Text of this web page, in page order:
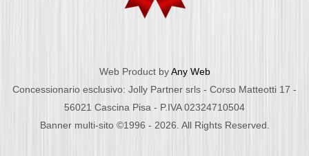
Web Product byAny Web
Concessionario esclusivo: Jolly Partner srls - Corso Matteotti 17 -
56021 Cascina Pisa - P.IVA 02324710504
Banner multi-sito ©1996 - 2026. All Rights Reserved.